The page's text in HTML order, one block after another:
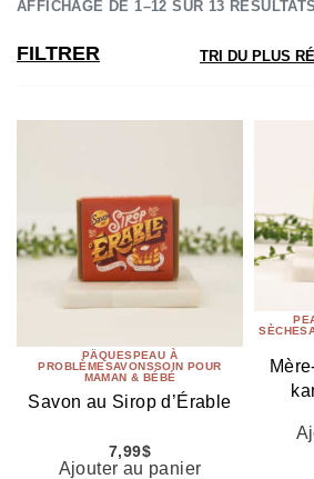
AFFICHAGE DE 1–12 SUR 13 RÉSULTATS
TRI DU PLUS
FILTRER
PÄQUESPEAU À
PROBLÈMESAVONSSOIN POUR
MAMAN & BÉBÉ
Savon au Sirop d’Érable
7,99$
Ajouter au panier
SÈCHE